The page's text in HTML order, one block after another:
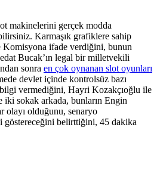
makinelerini gerçek modda
Karmaşık grafiklere sahip
Komisyona ifade verdiğini, bunun
Bucak’ın legal bir milletvekili
sonra en çok oynanan slot oyunları
devlet içinde kontrolsüz bazı
bilgi vermediğini, Hayri Kozakçıoğlu ile
iki sokak arkada, bunların Engin
olayı olduğunu, senaryo
göstereceğini belirttiğini, 45 dakika